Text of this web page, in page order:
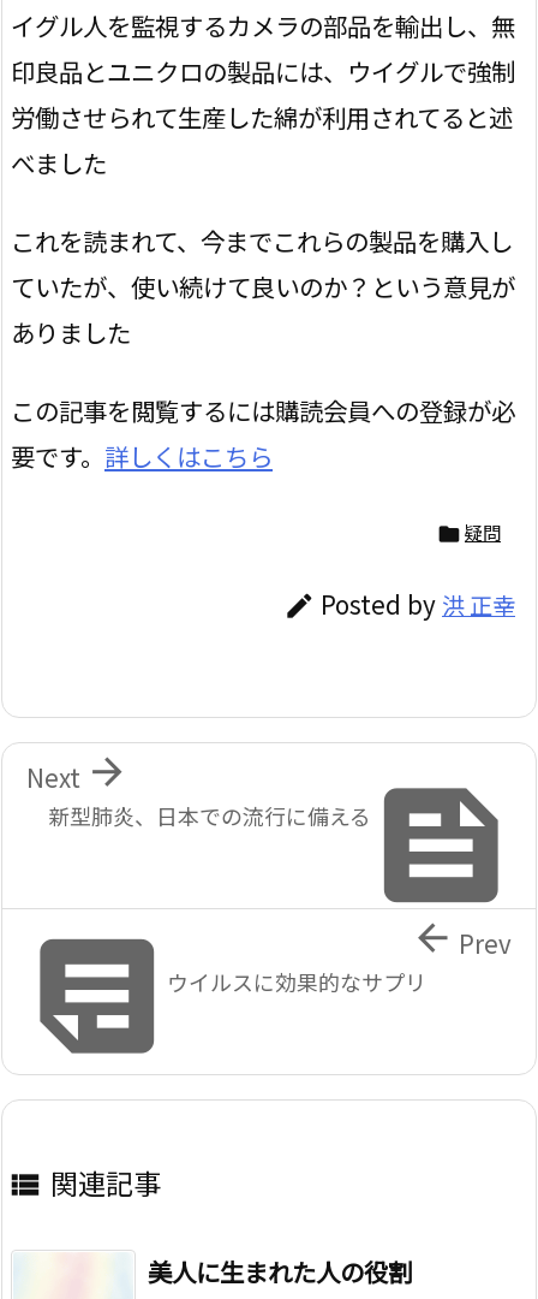
イグル人を監視するカメラの部品を輸出し、無
印良品とユニクロの製品には、ウイグルで強制
労働させられて生産した綿が利用されてると述
べました
これを読まれて、今までこれらの製品を購入し
ていたが、使い続けて良いのか？という意見が
ありました
この記事を閲覧するには購読会員への登録が必
要です。 詳しくはこちら
 疑問
 Posted by 洪 正幸

新型肺炎、日本での流行に備える

Next
ウイルスに効果的なサプリ
 Prev
 関連記事
美人に生まれた人の役割